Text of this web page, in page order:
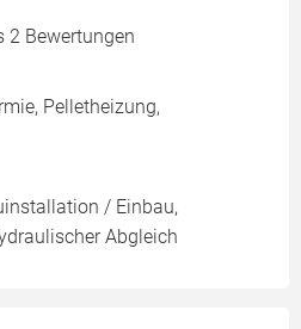
2 Bewertungen
Pelletheizung,
/ Einbau,
Abgleich